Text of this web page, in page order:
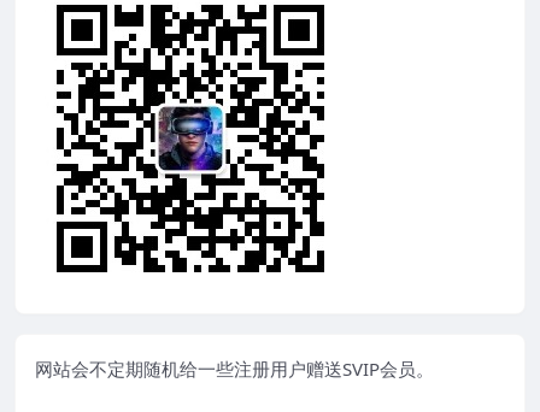
网站会不定期随机给一些注册用户赠送SVIP会员。